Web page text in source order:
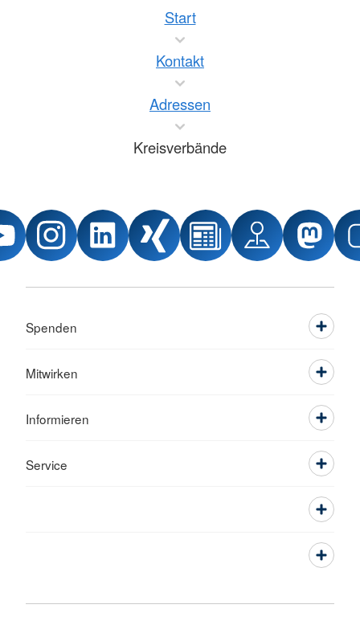
Start
Kontakt
Adressen
Kreisverbände
Spenden
Mitwirken
Informieren
Service